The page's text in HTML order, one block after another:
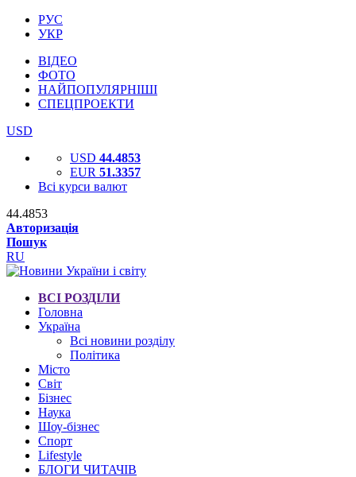
РУС
УКР
ВІДЕО
ФОТО
НАЙПОПУЛЯРНІШІ
СПЕЦПРОЕКТИ
USD
USD 44.4853
EUR 51.3357
Всі курси валют
44.4853
Авторизація
Пошук
RU
ВСІ РОЗДІЛИ
Головна
Україна
Всі новини розділу
Політика
Місто
Світ
Бізнес
Наука
Шоу-бізнес
Спорт
Lifestyle
БЛОГИ ЧИТАЧІВ